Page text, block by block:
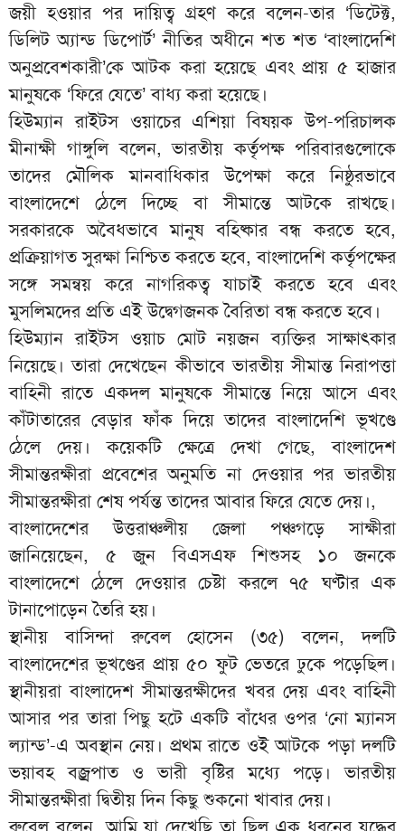
জয়ী হওয়ার পর দায়িত্ব গ্রহণ করে বলেন-তার ‘ডিটেক্ট,
ডিলিট অ্যান্ড ডিপোর্ট’ নীতির অধীনে শত শত ‘বাংলাদেশি
অনুপ্রবেশকারী’কে আটক করা হয়েছে এবং প্রায় ৫ হাজার
মানুষকে ‘ফিরে যেতে’ বাধ্য করা হয়েছে।
হিউম্যান রাইটস ওয়াচের এশিয়া বিষয়ক উপ-পরিচালক
মীনাক্ষী গাঙ্গুলি বলেন, ভারতীয় কর্তৃপক্ষ পরিবারগুলোকে
তাদের মৌলিক মানবাধিকার উপেক্ষা করে নিষ্ঠুরভাবে
বাংলাদেশে ঠেলে দিচ্ছে বা সীমান্তে আটকে রাখছে।
সরকারকে অবৈধভাবে মানুষ বহিষ্কার বন্ধ করতে হবে,
প্রক্রিয়াগত সুরক্ষা নিশ্চিত করতে হবে, বাংলাদেশি কর্তৃপক্ষের
সঙ্গে সমন্বয় করে নাগরিকত্ব যাচাই করতে হবে এবং
মুসলিমদের প্রতি এই উদ্বেগজনক বৈরিতা বন্ধ করতে হবে।
হিউম্যান রাইটস ওয়াচ মোট নয়জন ব্যক্তির সাক্ষাৎকার
নিয়েছে। তারা দেখেছেন কীভাবে ভারতীয় সীমান্ত নিরাপত্তা
বাহিনী রাতে একদল মানুষকে সীমান্তে নিয়ে আসে এবং
কাঁটাতারের বেড়ার ফাঁক দিয়ে তাদের বাংলাদেশি ভূখণ্ডে
ঠেলে দেয়। কয়েকটি ক্ষেত্রে দেখা গেছে, বাংলাদেশ
সীমান্তরক্ষীরা প্রবেশের অনুমতি না দেওয়ার পর ভারতীয়
সীমান্তরক্ষীরা শেষ পর্যন্ত তাদের আবার ফিরে যেতে দেয়।,
বাংলাদেশের উত্তরাঞ্চলীয় জেলা পঞ্চগড়ে সাক্ষীরা
জানিয়েছেন, ৫ জুন বিএসএফ শিশুসহ ১০ জনকে
বাংলাদেশে ঠেলে দেওয়ার চেষ্টা করলে ৭৫ ঘণ্টার এক
টানাপোড়েন তৈরি হয়।
স্থানীয় বাসিন্দা রুবেল হোসেন (৩৫) বলেন, দলটি
বাংলাদেশের ভূখণ্ডের প্রায় ৫০ ফুট ভেতরে ঢুকে পড়েছিল।
স্থানীয়রা বাংলাদেশ সীমান্তরক্ষীদের খবর দেয় এবং বাহিনী
আসার পর তারা পিছু হটে একটি বাঁধের ওপর ‘নো ম্যানস
ল্যান্ড’-এ অবস্থান নেয়। প্রথম রাতে ওই আটকে পড়া দলটি
ভয়াবহ বজ্রপাত ও ভারী বৃষ্টির মধ্যে পড়ে। ভারতীয়
সীমান্তরক্ষীরা দ্বিতীয় দিন কিছু শুকনো খাবার দেয়।